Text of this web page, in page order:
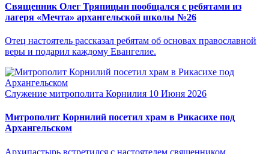
Священник Олег Тряпицын пообщался с ребятами из
лагеря «Мечта» архангельской школы №26
Отец настоятель рассказал ребятам об основах православной
веры и подарил каждому Евангелие.
Служение митрополита Корнилия 10 Июня 2026
Митрополит Корнилий посетил храм в Рикасихе под
Архангельском
Архипастырь встретился с настоятелем священником